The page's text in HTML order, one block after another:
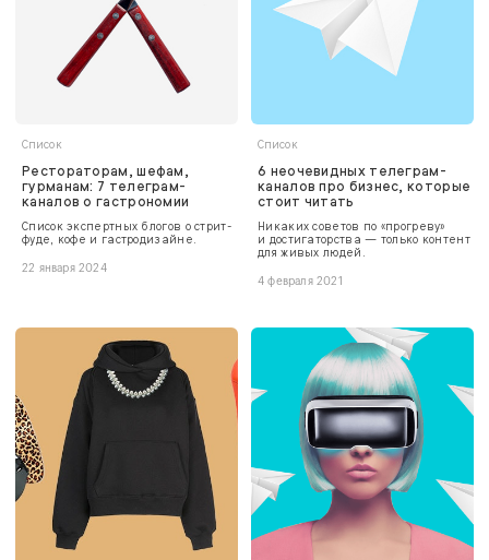
Список
Рестораторам, шефам,
гурманам: 7 телеграм-
каналов о гастрономии
Список экспертных блогов о стрит-
фуде, кофе и гастродизайне.
22 января 2024
Список
6 неочевидных телеграм-
каналов про бизнес, которые
стоит читать
Никаких советов по «прогреву»
и достигаторства — только контент
для живых людей.
4 февраля 2021